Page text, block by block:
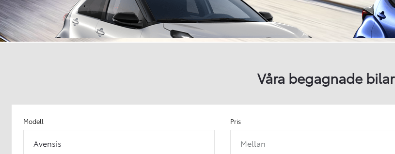
Våra begagnade bilar
Modell
Avensis
Pris
Mellan